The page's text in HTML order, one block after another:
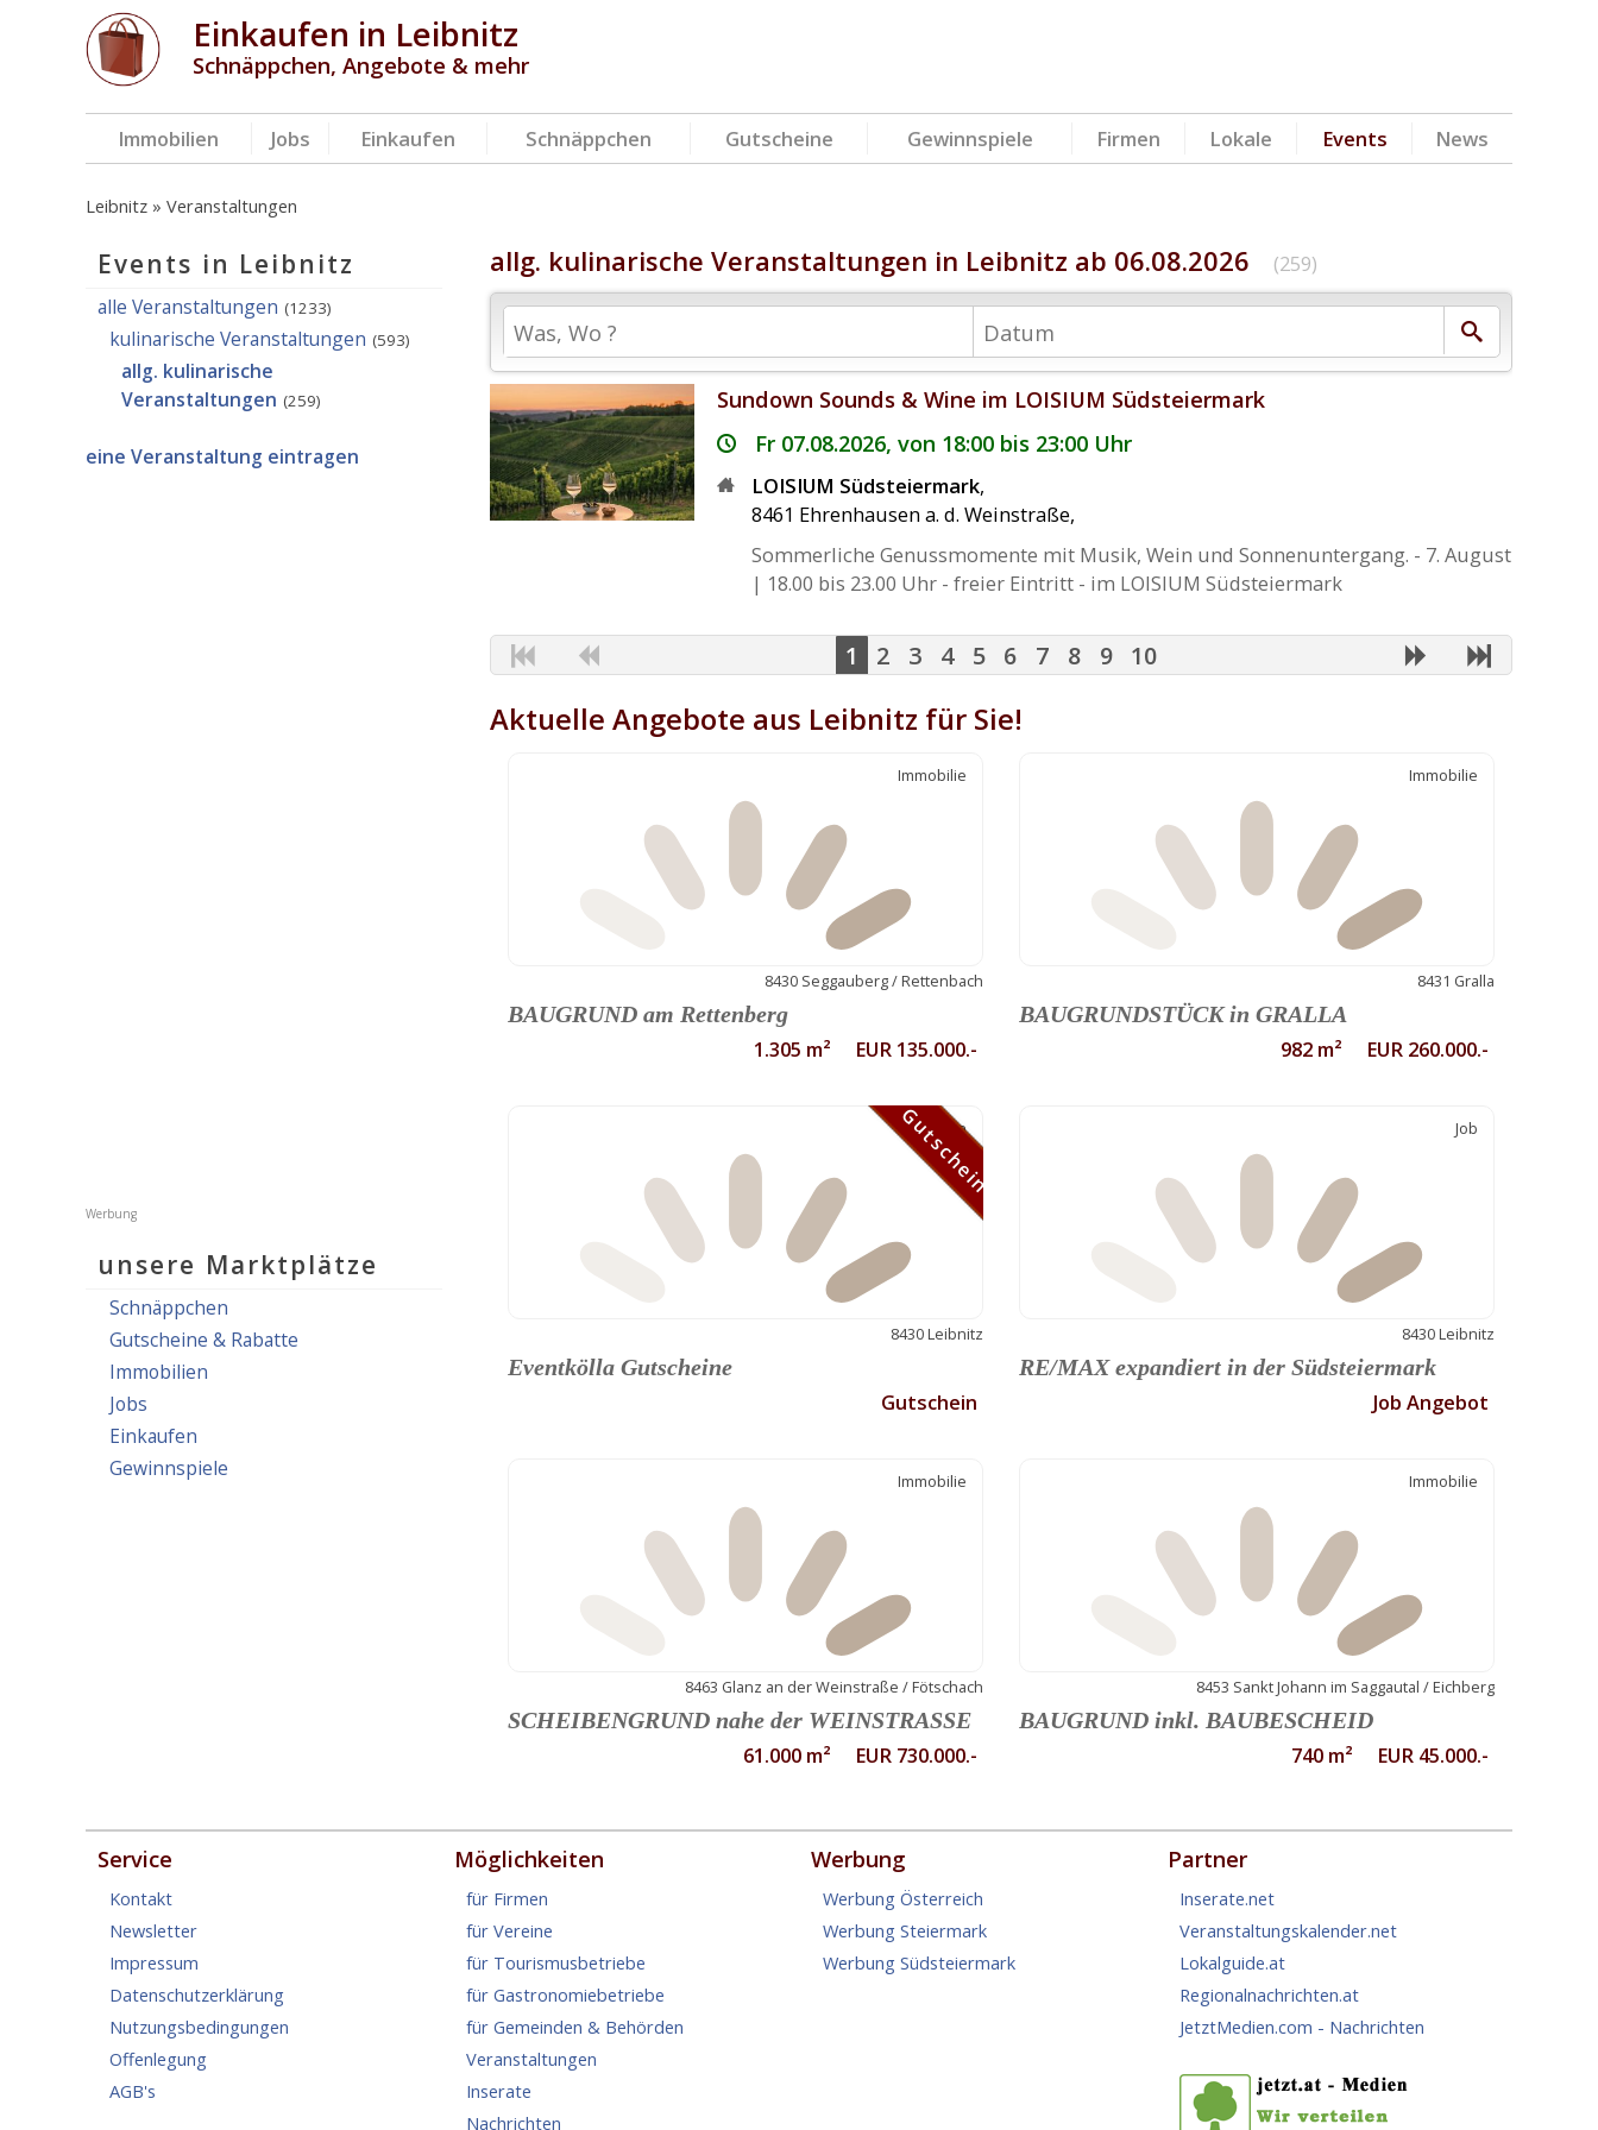
Einkaufen in Leibnitz
Schnäppchen, Angebote & mehr
Immobilien Jobs Einkaufen Schnäppchen Gutscheine Gewinnspiele Firmen Lokale Events News
Leibnitz Veranstaltungen
allg. kulinarische Veranstaltungen in Leibnitz ab 06.08.2026 (259)
Sundown Sounds & Wine im LOISIUM Südsteiermark
Fr 07.08.2026, von 18:00 bis 23:00 Uhr
LOISIUM Südsteiermark,
8461 Ehrenhausen a. d. Weinstraße,
Sommerliche Genussmomente mit Musik, Wein und Sonnenuntergang. - 7. August
| 18.00 bis 23.00 Uhr - freier Eintritt - im LOISIUM Südsteiermark
1 2 3 4 5 6 7 8 9 10
Aktuelle Angebote aus Leibnitz für Sie!
Immobilie
8430 Seggauberg / Rettenbach
BAUGRUND am Rettenberg
1.305 m² EUR 135.000.-
Immobilie
8431 Gralla
BAUGRUNDSTÜCK in GRALLA
982 m² EUR 260.000.-
Gutschein
8430 Leibnitz
Eventkölla Gutscheine
Gutschein
Gutschein
Job
8430 Leibnitz
RE/MAX expandiert in der Südsteiermark
Job Angebot
Immobilie
8463 Glanz an der Weinstraße / Fötschach
SCHEIBENGRUND nahe der WEINSTRASSE
61.000 m² EUR 730.000.-
Immobilie
8453 Sankt Johann im Saggautal / Eichberg
BAUGRUND inkl. BAUBESCHEID
740 m² EUR 45.000.-
Events in Leibnitz
alle Veranstaltungen (1233)
kulinarische Veranstaltungen (593)
allg. kulinarische
Veranstaltungen (259)
eine Veranstaltung eintragen
unsere Marktplätze
Schnäppchen
Gutscheine & Rabatte
Immobilien
Jobs
Einkaufen
Gewinnspiele
Service
Kontakt
Newsletter
Impressum
Datenschutzerklärung
Nutzungsbedingungen
Offenlegung
AGB's
Möglichkeiten
für Firmen
für Vereine
für Tourismusbetriebe
für Gastronomiebetriebe
für Gemeinden & Behörden
Veranstaltungen
Inserate
Nachrichten
Werbung
Werbung Österreich
Werbung Steiermark
Werbung Südsteiermark
Partner
Inserate.net
Veranstaltungskalender.net
Lokalguide.at
Regionalnachrichten.at
JetztMedien.com - Nachrichten